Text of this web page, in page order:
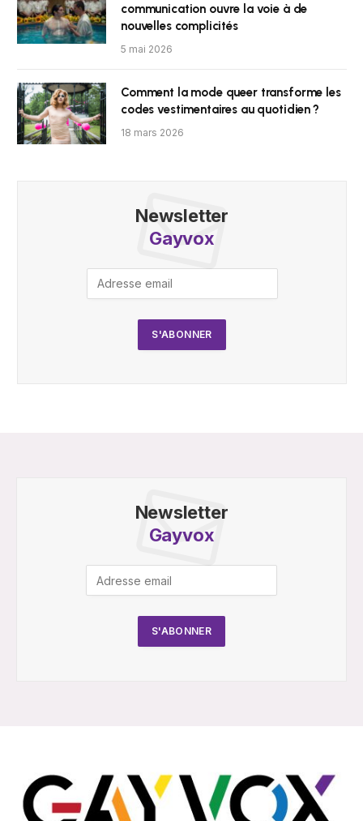
communication ouvre la voie à de
nouvelles complicités
5 mai 2026
Comment la mode queer transforme les
codes vestimentaires au quotidien ?
18 mars 2026
Newsletter
Gayvox
Newsletter
Gayvox